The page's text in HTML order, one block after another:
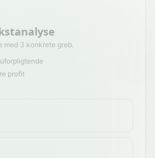
med 3 konkrete greb.
profit